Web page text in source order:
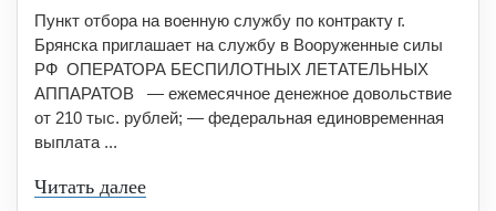
Пункт отбора на военную службу по контракту г.
Брянска приглашает на службу в Вооруженные силы
РФ ⁣ ⁣ОПЕРАТОРА БЕСПИЛОТНЫХ ЛЕТАТЕЛЬНЫХ
АППАРАТОВ — ежемесячное денежное довольствие
от 210 тыс. рублей; — федеральная единовременная
выплата ...
Читать далее